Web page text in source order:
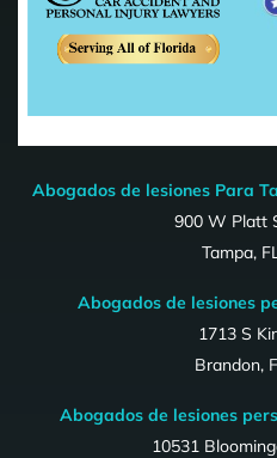
Abogados de lesiones Para
900 W Platt
Tampa,
Abogados de lesiones
1713 S
Brandon,
Abogados de lesiones
10531